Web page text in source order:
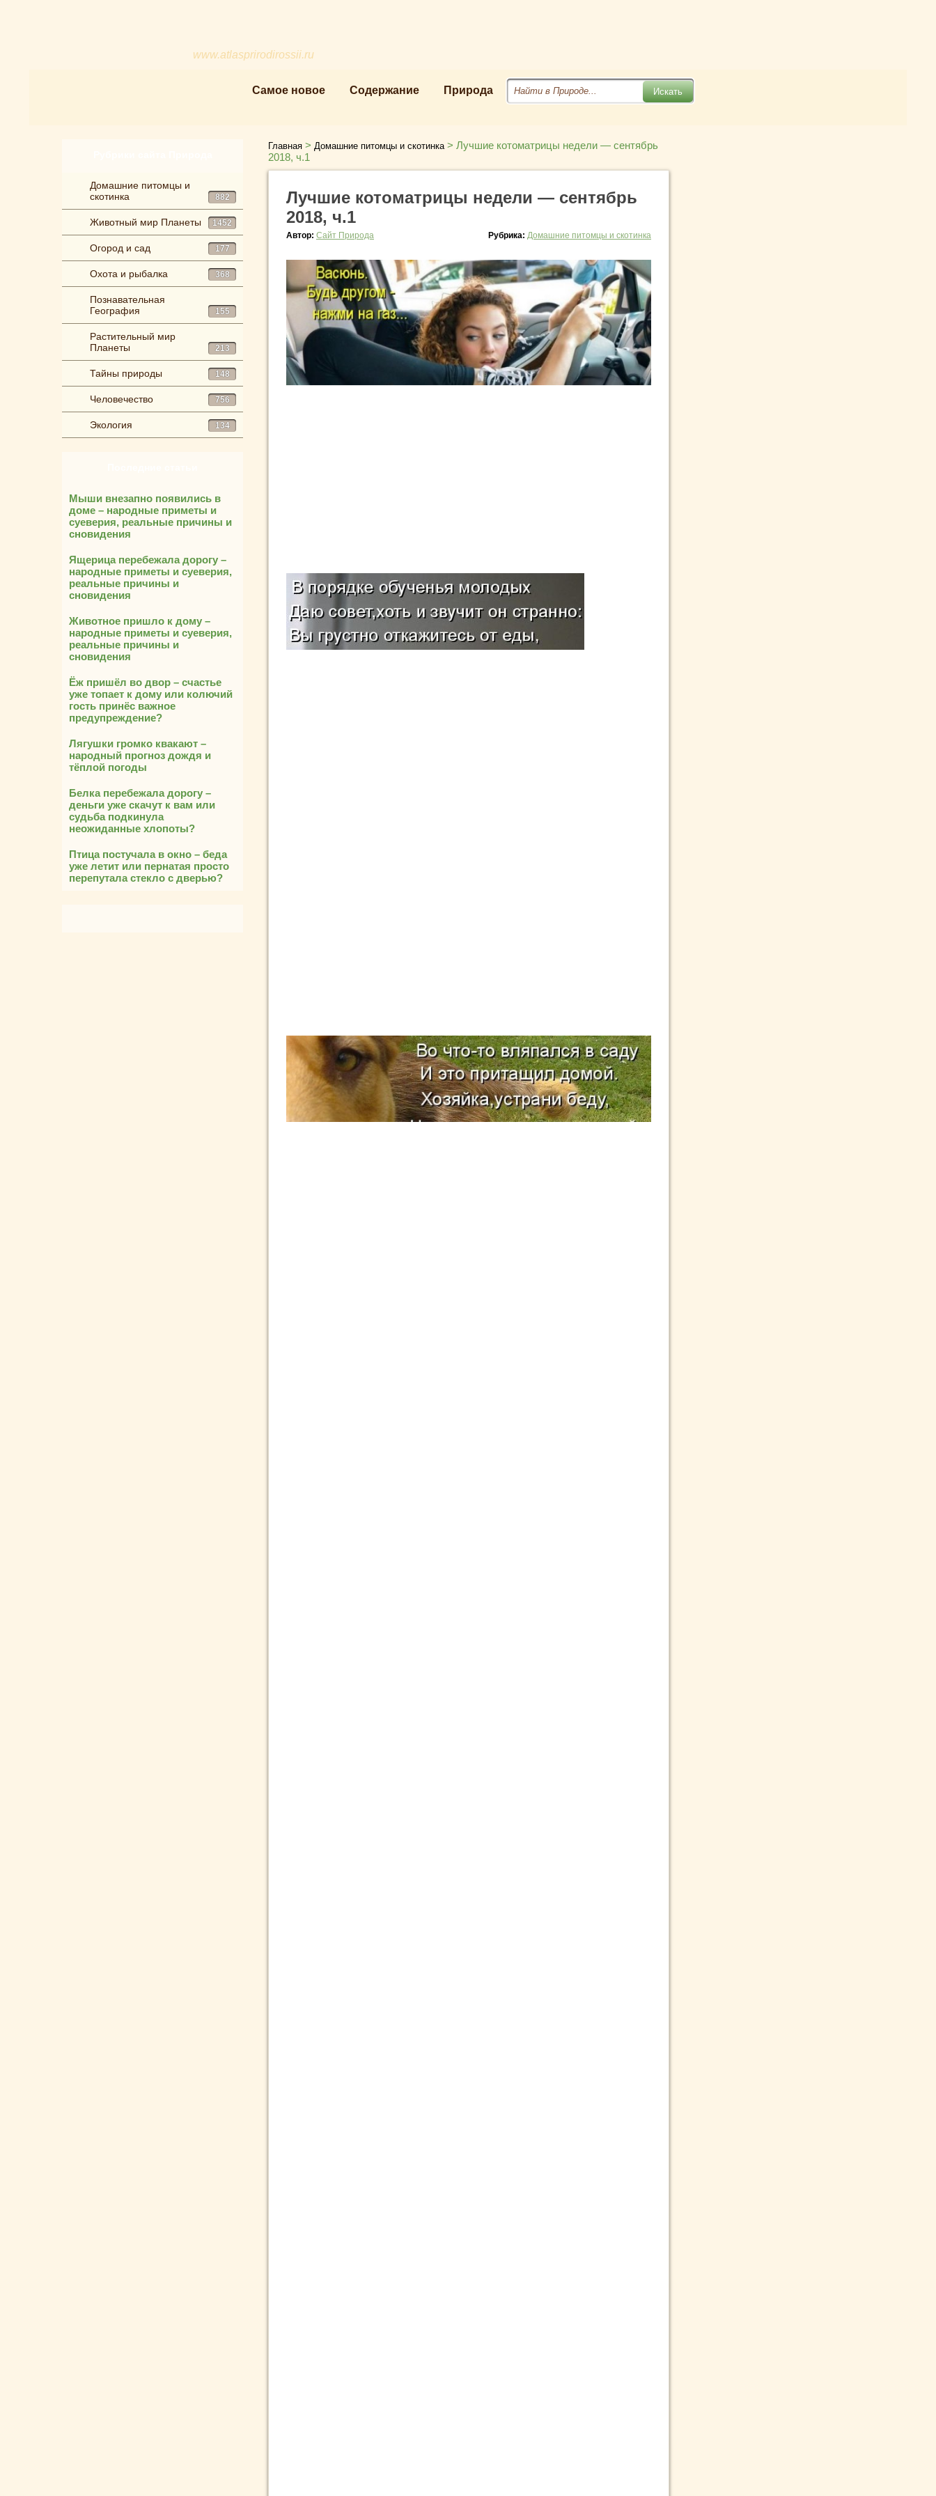
www.atlasprirodirossii.ru
Самое новое Содержание Природа
Домашние питомцы и
скотинка
882
Животный мир Планеты 1452
Огород и сад 177
Охота и рыбалка 368
Познавательная
География
155
Растительный мир
Планеты
213
Тайны природы 148
Человечество 756
Экология 134
Мыши внезапно появились в
доме – народные приметы и
суеверия, реальные причины и
сновидения
Ящерица перебежала дорогу –
народные приметы и суеверия,
реальные причины и
сновидения
Животное пришло к дому –
народные приметы и суеверия,
реальные причины и
сновидения
Ёж пришёл во двор – счастье
уже топает к дому или колючий
гость принёс важное
предупреждение?
Лягушки громко квакают –
народный прогноз дождя и
тёплой погоды
Белка перебежала дорогу –
деньги уже скачут к вам или
судьба подкинула
неожиданные хлопоты?
Птица постучала в окно – беда
уже летит или пернатая просто
перепутала стекло с дверью?
Главная > Домашние питомцы и скотинка > Лучшие котоматрицы недели — сентябрь
2018, ч.1
Лучшие котоматрицы недели — сентябрь
2018, ч.1
Автор: Сайт Природа Рубрика: Домашние питомцы и скотинка